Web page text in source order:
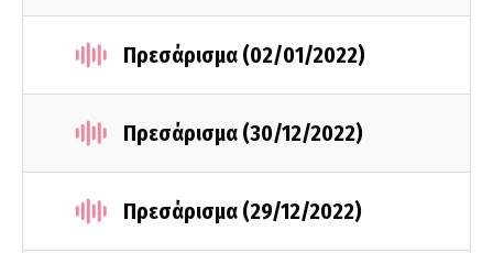
Πρεσάρισμα (02/01/2022)
Πρεσάρισμα (30/12/2022)
Πρεσάρισμα (29/12/2022)